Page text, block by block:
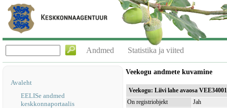
Andmed Statistika ja viited
Avaleht
EELISe andmed
keskkonnaportaalis
Veekogu andmete kuvamine
Veekogu: Liivi lahe avaosa
On registriobjekt
Jah